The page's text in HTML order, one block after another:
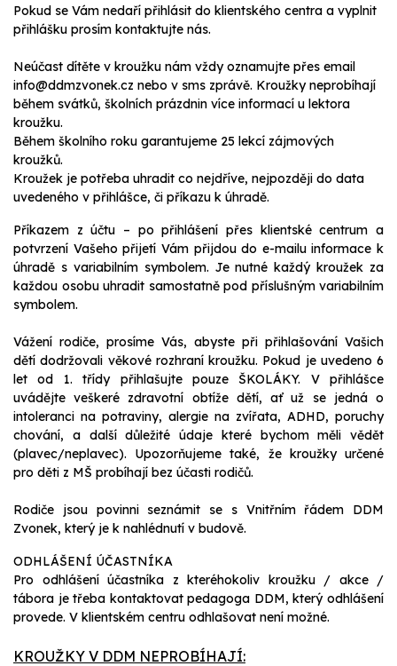
Pokud se Vám nedaří přihlásit do klientského centra a vyplnit
přihlášku prosím kontaktujte nás.
Neúčast dítěte v kroužku nám vždy oznamujte přes email
info@ddmzvonek.cz nebo v sms zprávě. Kroužky neprobíhají
během svátků, školních prázdnin více informací u lektora
kroužku.
Během školního roku garantujeme 25 lekcí zájmových
kroužků.
Kroužek je potřeba uhradit co nejdříve, nejpozději do data
uvedeného v přihlášce, či příkazu k úhradě.
Příkazem z účtu – po přihlášení přes klientské centrum a
potvrzení Vašeho přijetí Vám přijdou do e-mailu informace k
úhradě s variabilním symbolem. Je nutné každý kroužek za
každou osobu uhradit samostatně pod příslušným variabilním
symbolem.
Vážení rodiče, prosíme Vás, abyste při přihlašování Vašich
dětí dodržovali věkové rozhraní kroužku. Pokud je uvedeno 6
let od 1. třídy přihlašujte pouze ŠKOLÁKY. V přihlášce
uvádějte veškeré zdravotní obtíže dětí, ať už se jedná o
intoleranci na potraviny, alergie na zvířata, ADHD, poruchy
chování, a další důležité údaje které bychom měli vědět
(plavec/neplavec).
Upozorňujeme také, že kroužky určené
pro děti z MŠ probíhají bez účasti rodičů.
Rodiče jsou povinni seznámit se s Vnitřním řádem DDM
Zvonek, který je k nahlédnutí v budově.
ODHLÁŠENÍ ÚČASTNÍKA
Pro odhlášení účastníka z kteréhokoliv kroužku / akce /
tábora je třeba kontaktovat pedagoga DDM, který odhlášení
provede. V klientském centru odhlašovat není možné.
KROUŽKY V DDM NEPROBÍHAJÍ: